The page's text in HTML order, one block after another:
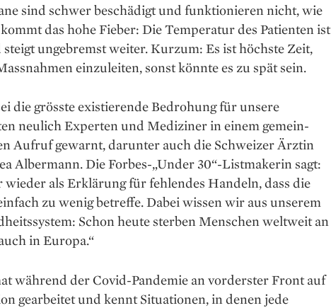
sind schwer beschädigt und funktionieren nicht, wie
das hohe Fieber: Die Temperatur des Patienten ist
ungebremst ­weiter. Kurzum: Es ist höchste Zeit,
einzuleiten, sonst könnte es zu spät sein.
die grösste existierende Bedrohung für unsere
neulich Experten und Mediziner in einem gemein­
Aufruf gewarnt, darunter auch die Schweizer Ärztin
Albermann. Die Forbes-„Under 30“-Listmakerin sagt:
wieder als Erklärung für fehlendes Handeln, dass die
zu wenig betreffe. Dabei wissen wir aus unserem
Schon heute sterben Menschen weltweit an
in Europa.“
während der Covid-Pandemie an vorderster Front auf
gearbeitet und kennt Situationen, in denen jede